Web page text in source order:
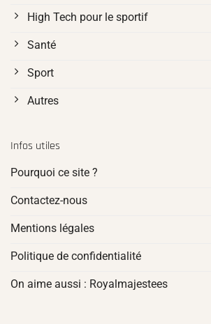
High Tech pour le sportif
Santé
Sport
Autres
Infos utiles
Pourquoi ce site ?
Contactez-nous
Mentions légales
Politique de confidentialité
On aime aussi : Royalmajestees